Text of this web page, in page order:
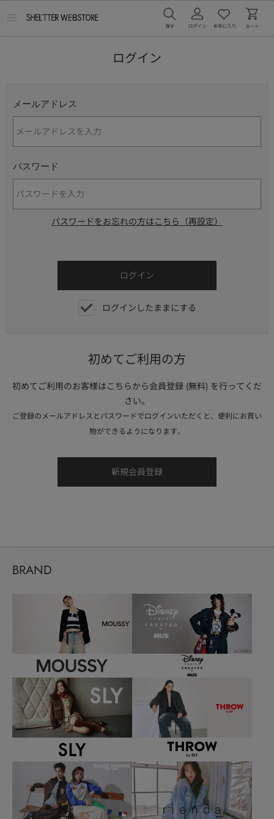
ログイン
メールアドレス
パスワード
パスワードをお忘れの方はこちら（再設定）
ログインしたままにする
初めてご利用の方
初めてご利用のお客様はこちらから会員登録 (無料) を行ってくだ
さい。
ご登録のメールアドレスとパスワードでログインいただくと、便利にお買い
物ができるようになります。
BRAND